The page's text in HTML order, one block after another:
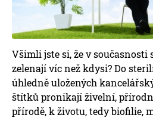
Všimli jste si, že v současnosti
zelenají víc než kdysi? Do
úhledně uložených
štítků pronikají živelní,
přírodě, k životu, tedy biofilie,